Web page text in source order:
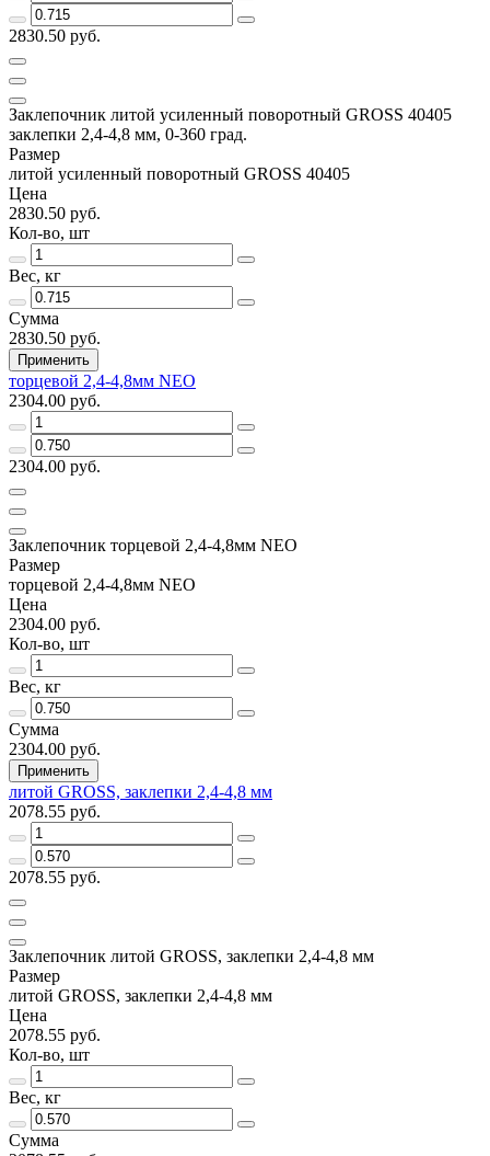
2830.50 руб.
Заклепочник литой усиленный поворотный GROSS 40405
заклепки 2,4-4,8 мм, 0-360 град.
Размер
литой усиленный поворотный GROSS 40405
Цена
2830.50 руб.
Кол-во, шт
Вес, кг
Сумма
2830.50 руб.
Применить
торцевой 2,4-4,8мм NEO
2304.00 руб.
2304.00 руб.
Заклепочник торцевой 2,4-4,8мм NEO
Размер
торцевой 2,4-4,8мм NEO
Цена
2304.00 руб.
Кол-во, шт
Вес, кг
Сумма
2304.00 руб.
Применить
литой GROSS, заклепки 2,4-4,8 мм
2078.55 руб.
2078.55 руб.
Заклепочник литой GROSS, заклепки 2,4-4,8 мм
Размер
литой GROSS, заклепки 2,4-4,8 мм
Цена
2078.55 руб.
Кол-во, шт
Вес, кг
Сумма